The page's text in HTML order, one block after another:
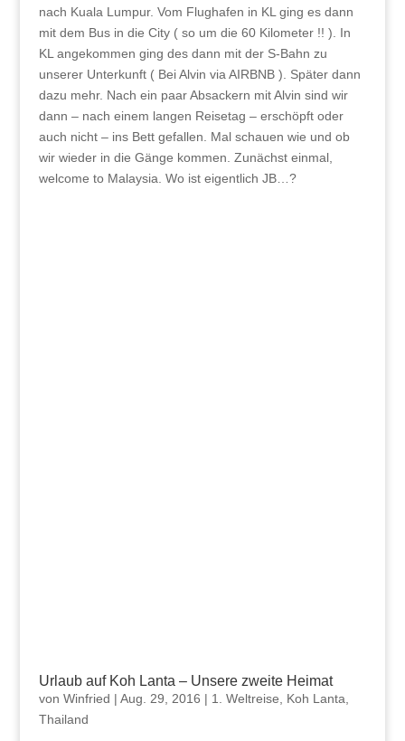
nach Kuala Lumpur. Vom Flughafen in KL ging es dann
mit dem Bus in die City ( so um die 60 Kilometer !! ). In
KL angekommen ging des dann mit der S-Bahn zu
unserer Unterkunft ( Bei Alvin via AIRBNB ). Später dann
dazu mehr. Nach ein paar Absackern mit Alvin sind wir
dann – nach einem langen Reisetag – erschöpft oder
auch nicht – ins Bett gefallen. Mal schauen wie und ob
wir wieder in die Gänge kommen. Zunächst einmal,
welcome to Malaysia. Wo ist eigentlich JB…?
Urlaub auf Koh Lanta – Unsere zweite Heimat
von Winfried | Aug. 29, 2016 | 1. Weltreise Koh Lanta
Thailand